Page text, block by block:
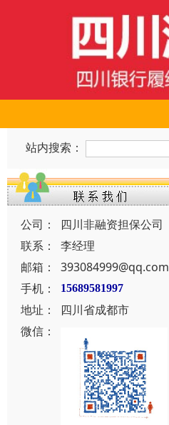
站内搜索：
公司：
四川非融资担保公司
联系：
李经理
邮箱：
393084999@qq.com
手机：
15689581997
地址：
四川省成都市
微信：